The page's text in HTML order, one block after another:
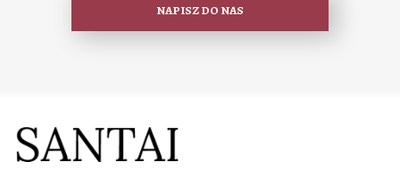
NAPISZ DO NAS